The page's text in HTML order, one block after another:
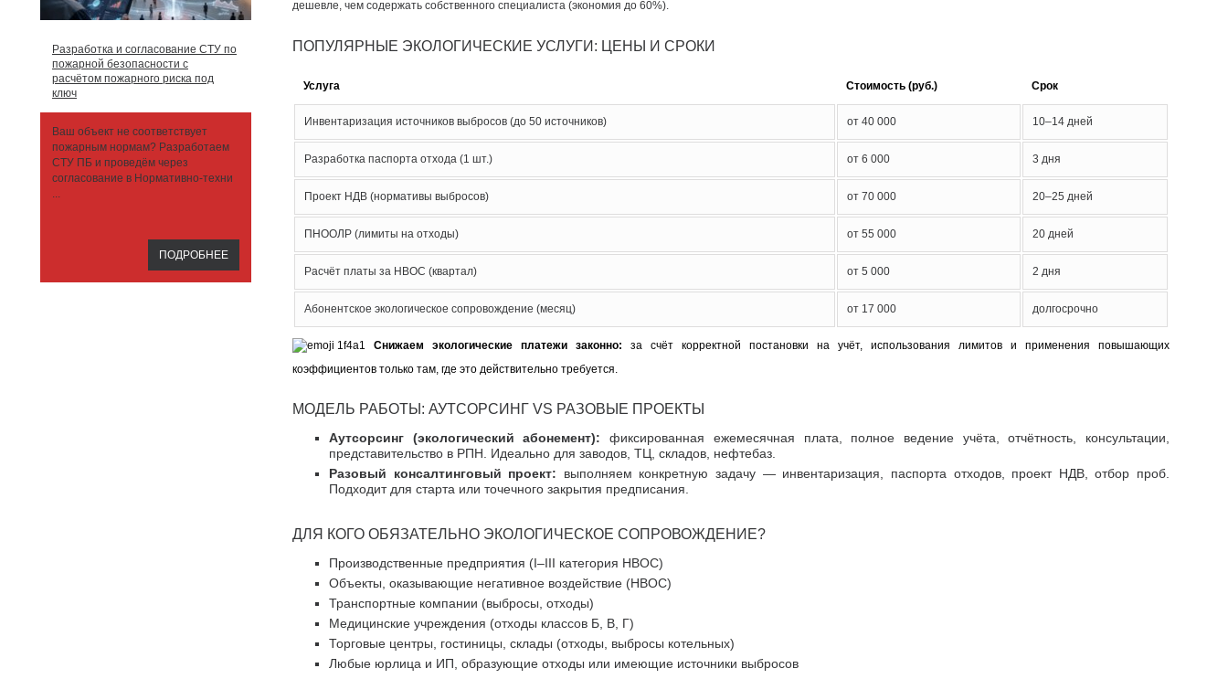
Разработка и согласование СТУ по
пожарной безопасности с
расчётом пожарного риска под
ключ
Ваш объект не соответствует
пожарным нормам? Разработаем
СТУ ПБ и проведём через
согласование в Нормативно-техни
...
ПОДРОБНЕЕ
дешевле, чем содержать собственного специалиста (экономия до 60%).
ПОПУЛЯРНЫЕ ЭКОЛОГИЧЕСКИЕ УСЛУГИ: ЦЕНЫ И СРОКИ
Услуга Стоимость (руб.) Срок
Инвентаризация источников выбросов (до 50 источников) от 40 000 10–14 дней
Разработка паспорта отхода (1 шт.) от 6 000 3 дня
Проект НДВ (нормативы выбросов) от 70 000 20–25 дней
ПНООЛР (лимиты на отходы) от 55 000 20 дней
Расчёт платы за НВОС (квартал) от 5 000 2 дня
Абонентское экологическое сопровождение (месяц) от 17 000 долгосрочно
Снижаем экологические платежи законно:
за счёт корректной постановки на учёт, использования лимитов и применения повышающих
коэффициентов только там, где это действительно требуется.
МОДЕЛЬ РАБОТЫ: АУТСОРСИНГ VS РАЗОВЫЕ ПРОЕКТЫ
Аутсорсинг (экологический абонемент):
фиксированная ежемесячная плата, полное ведение учёта, отчётность, консультации,
представительство в РПН. Идеально для заводов, ТЦ, складов, нефтебаз.
Разовый консалтинговый проект:
выполняем конкретную задачу — инвентаризация, паспорта отходов, проект НДВ, отбор проб.
Подходит для старта или точечного закрытия предписания.
ДЛЯ КОГО ОБЯЗАТЕЛЬНО ЭКОЛОГИЧЕСКОЕ СОПРОВОЖДЕНИЕ?
Производственные предприятия (I–III категория НВОС)
Объекты, оказывающие негативное воздействие (НВОС)
Транспортные компании (выбросы, отходы)
Медицинские учреждения (отходы классов Б, В, Г)
Торговые центры, гостиницы, склады (отходы, выбросы котельных)
Любые юрлица и ИП, образующие отходы или имеющие источники выбросов